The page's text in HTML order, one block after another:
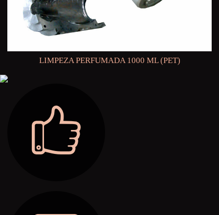
LIMPEZA PERFUMADA 1000 ML (PET)